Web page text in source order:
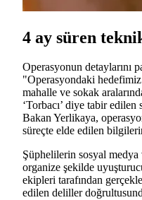
4 ay süren
Operasyonun detaylarını
"Operasyondaki
mahalle ve sokak
‘Torbacı’ diye tabir edilen
Bakan Yerlikaya,
süreçte elde edilen
Şüphelilerin sosyal medya
organize şekilde
ekipleri tarafından
edilen deliller